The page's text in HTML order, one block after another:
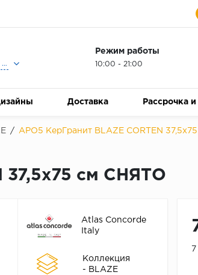
Москва, Ленинградское шоссе дом 25, Торговый Центр Family Room, 2-ой этаж, Магазин Керамический Бум.
Режим работы
10:00 - 21:00
Доставка Рассрочка
/ APO5 КерГранит BLAZE CORTEN
37,5x75 см СНЯТО
Atlas Concorde
Italy
Коллекция
- BLAZE